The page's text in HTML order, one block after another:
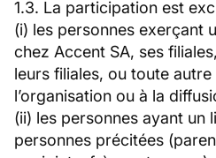
1.3. La participation est
(i) les personnes exerçant
chez Accent SA, ses
leurs filiales, ou toute
l’organisation ou à la
(ii) les personnes ayant un
personnes précitées